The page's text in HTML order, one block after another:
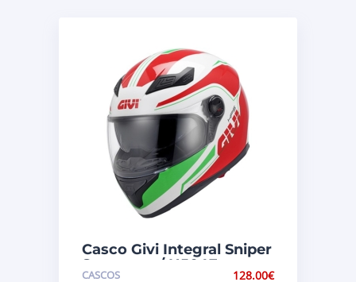
Casco Givi Integral Sniper
Spectrum / H504F
CASCOS
128.00€